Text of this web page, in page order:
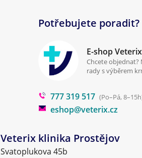
Potřebujete poradit?
E-shop Veterix
Chcete objednat?
rady s výběrem
777 319 517 (Po–Pá,
eshop@veterix.cz
Veterix klinika Prostějov
Svatoplukova 45b